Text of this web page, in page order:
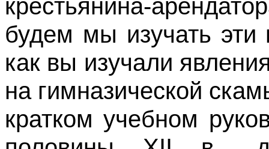
крестьянина-
будем мы изучать
как вы изучали
на гимназической
кратком учебном